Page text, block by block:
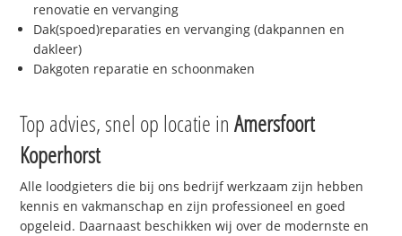
renovatie en vervanging
Dak(spoed)reparaties en vervanging (dakpannen en
dakleer)
Dakgoten reparatie en schoonmaken
Top advies, snel op locatie inAmersfoort
Koperhorst
Alle loodgieters die bij ons bedrijf werkzaam zijn hebben
kennis en vakmanschap en zijn professioneel en goed
opgeleid. Daarnaast beschikken wij over de modernste en